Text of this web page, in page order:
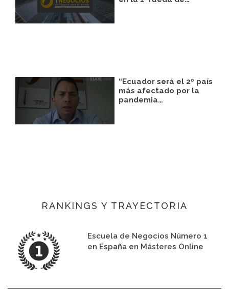
“Ecuador será el 2º país
más afectado por la
pandemia…
RANKINGS Y TRAYECTORIA
Escuela de Negocios Número 1
en España en Másteres Online